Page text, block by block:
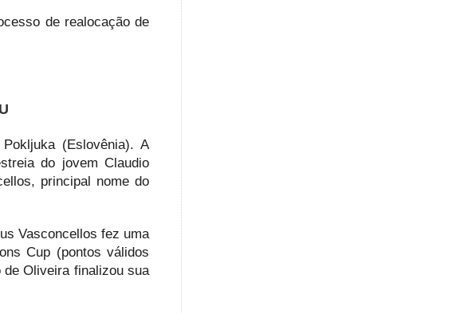
de realocação de
(Eslovênia). A
do jovem Claudio
principal nome do
Vasconcellos fez uma
Cup (pontos válidos
Oliveira finalizou sua